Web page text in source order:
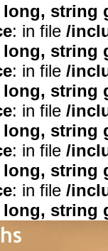
long, string
: in file /
long, string
: in file /
long, string
: in file /
long, string
: in file /
long, string
: in file /
long, string